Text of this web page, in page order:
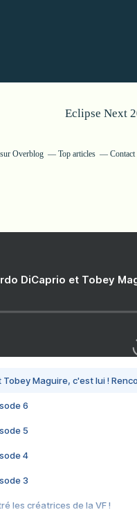
Eclipse Next
Overblog Top articles Contact
DiCaprio et Tobey
Maguire, c'est lui !
6
5
4
3
les créatrices de la VF !